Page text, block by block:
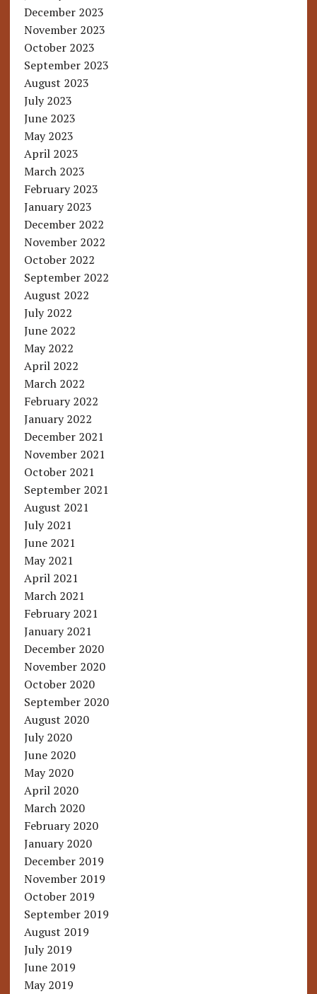
December 2023
November 2023
October 2023
September 2023
August 2023
July 2023
June 2023
May 2023
April 2023
March 2023
February 2023
January 2023
December 2022
November 2022
October 2022
September 2022
August 2022
July 2022
June 2022
May 2022
April 2022
March 2022
February 2022
January 2022
December 2021
November 2021
October 2021
September 2021
August 2021
July 2021
June 2021
May 2021
April 2021
March 2021
February 2021
January 2021
December 2020
November 2020
October 2020
September 2020
August 2020
July 2020
June 2020
May 2020
April 2020
March 2020
February 2020
January 2020
December 2019
November 2019
October 2019
September 2019
August 2019
July 2019
June 2019
May 2019